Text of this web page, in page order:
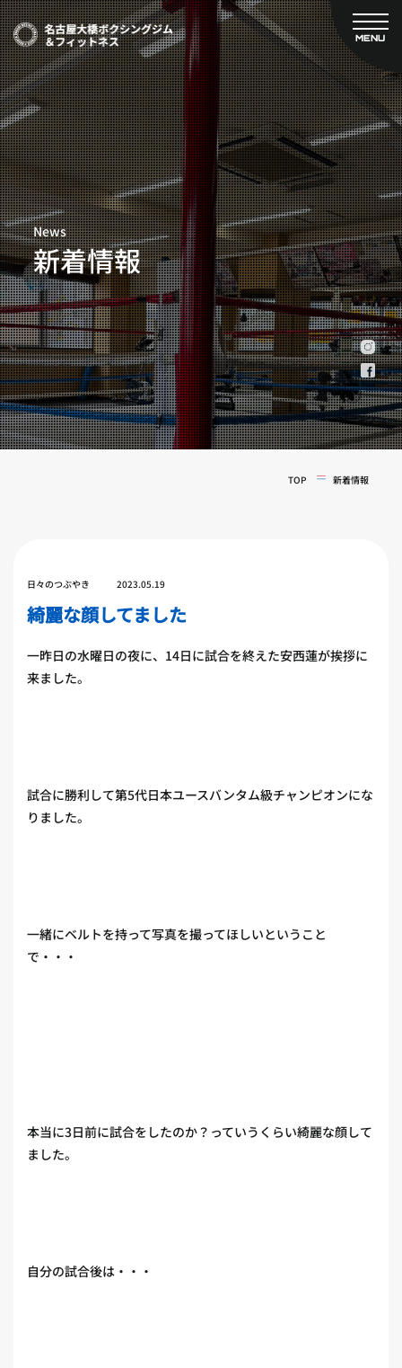
MENU
CLOSE
TOP
新着情報
ご予約
プライベートコース予約
レンタルスタジオ予約
名古屋大橋ボクシングジムについて
大橋弘政プロフィール
スタッフ紹介
料金案内
設備紹介
アクセス
営業時間
トレーナー募集
スポンサー募集
大会チケット購入
キャンペーン
実戦コース
料金システム
フィットネスコース
News
新着情報
TOP 新着情報
日々のつぶやき 2023.05.19
綺麗な顔してました
一昨日の水曜日の夜に、14日に試合を終えた安西蓮が挨拶に
来ました。
試合に勝利して第5代日本ユースバンタム級チャンピオンにな
りました。
一緒にベルトを持って写真を撮ってほしいということ
で・・・
本当に3日前に試合をしたのか？っていうくらい綺麗な顔して
ました。
自分の試合後は・・・